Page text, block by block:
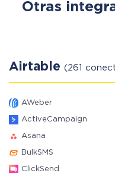
Otras
Airtable (261
AWeber
ActiveCampaign
Asana
BulkSMS
ClickSend